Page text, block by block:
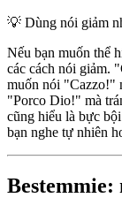
💡 Dùng nói giảm
Nếu bạn muốn thể
các cách nói giảm.
muốn nói "Cazzo!"
"Porco Dio!" mà
cũng hiểu là bực
bạn nghe tự nhiên
Bestemmie: